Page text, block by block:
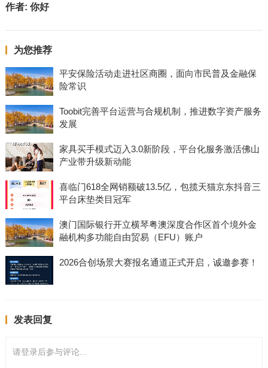
作者: 你好
为您推荐
平安保险活动走进社区商圈，面向市民普及金融保
险常识
Toobit完善平台运营与合规机制，推进数字资产服务
发展
家具买手模式迈入3.0新阶段，平台化服务激活佛山
产业带升级新动能
喜临门618全网销额破13.5亿，包揽天猫京东抖音三
平台床垫类目冠军
澳门国际银行开立横琴粤澳深度合作区首个境外金
融机构多功能自由贸易（EFU）账户
2026合创场景大赛报名通道正式开启，诚邀参赛！
发表回复
请登录后参与评论...